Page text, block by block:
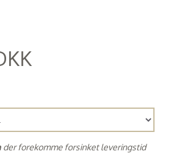
der forekomme forsinket leveringstid